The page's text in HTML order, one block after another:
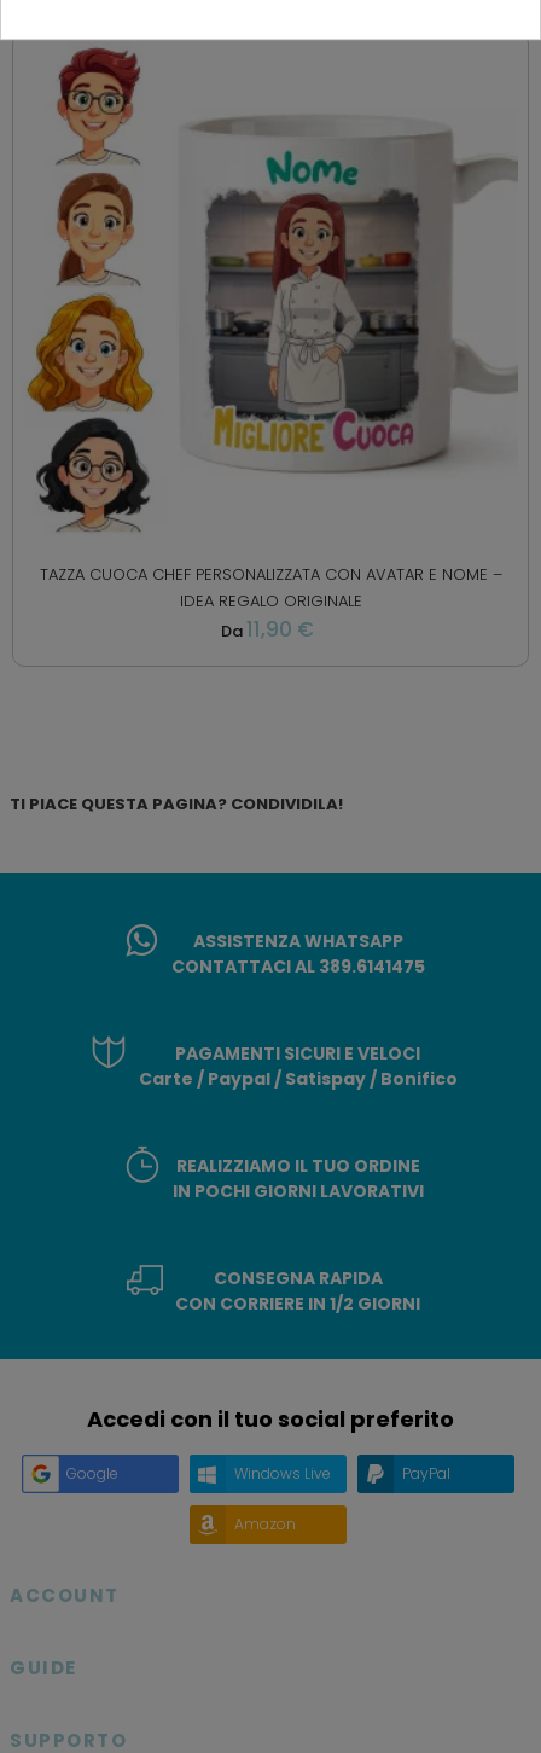
TAZZA CUOCA CHEF PERSONALIZZATA CON AVATAR E NOME –
IDEA REGALO ORIGINALE
Da11,90 €
TI PIACE QUESTA PAGINA? CONDIVIDILA!
ASSISTENZA WHATSAPP
CONTATTACI AL 389.6141475
PAGAMENTI SICURI E VELOCI
Carte / Paypal / Satispay / Bonifico
REALIZZIAMO IL TUO ORDINE
IN POCHI GIORNI LAVORATIVI
CONSEGNA RAPIDA
CON CORRIERE IN 1/2 GIORNI
Accedi con il tuo social preferito
Google Windows Live PayPal
Amazon
ACCOUNT
GUIDE
SUPPORTO